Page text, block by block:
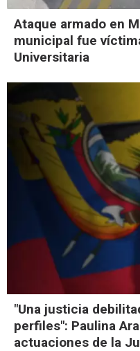
Ataque armado en
municipal fue
Universitaria
"Una justicia
perfiles": Paulina
actuaciones de la